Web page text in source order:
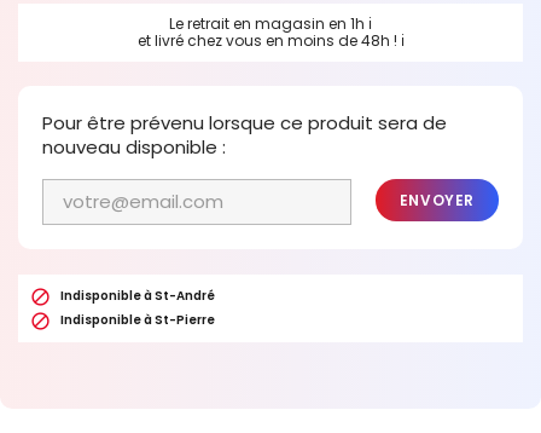
Le retrait en magasin en 1h ℹ
et livré chez vous en moins de 48h ! ℹ
Pour être prévenu lorsque ce produit sera de
nouveau disponible :
ENVOYER
 Indisponible à St-André
 Indisponible à St-Pierre